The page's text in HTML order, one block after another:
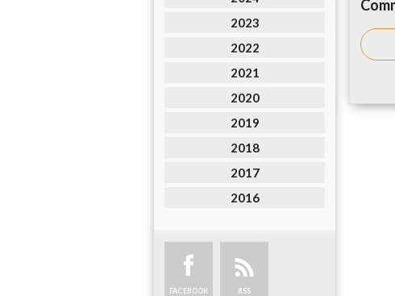
2023
2022
2021
2020
2019
2018
2017
2016
FACEBOOK RSS